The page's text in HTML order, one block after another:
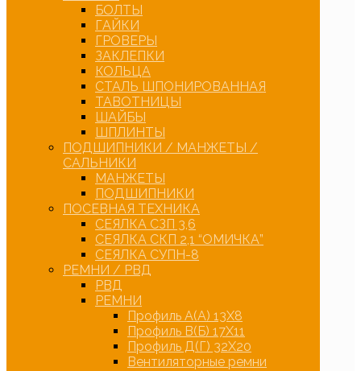
БОЛТЫ
ГАЙКИ
ГРОВЕРЫ
ЗАКЛЕПКИ
КОЛЬЦА
СТАЛЬ ШПОНИРОВАННАЯ
ТАВОТНИЦЫ
ШАЙБЫ
ШПЛИНТЫ
ПОДШИПНИКИ / МАНЖЕТЫ /
САЛЬНИКИ
МАНЖЕТЫ
ПОДШИПНИКИ
ПОСЕВНАЯ ТЕХНИКА
СЕЯЛКА СЗП 3,6
СЕЯЛКА СКП 2,1 “ОМИЧКА”
СЕЯЛКА СУПН-8
РЕМНИ / РВД
РВД
РЕМНИ
Профиль А(А) 13Х8
Профиль В(Б) 17Х11
Профиль Д(Г) 32Х20
Вентиляторные ремни